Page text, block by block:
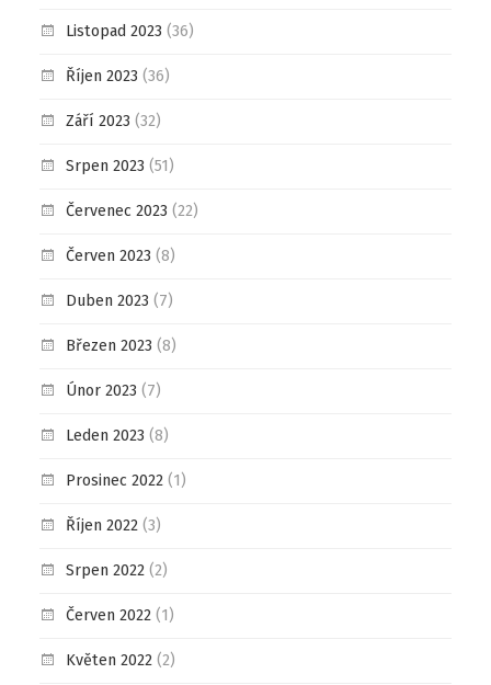
Listopad 2023 (36)
Říjen 2023 (36)
Září 2023 (32)
Srpen 2023 (51)
Červenec 2023 (22)
Červen 2023 (8)
Duben 2023 (7)
Březen 2023 (8)
Únor 2023 (7)
Leden 2023 (8)
Prosinec 2022(1)
Říjen 2022(3)
Srpen 2022(2)
Červen 2022(1)
Květen 2022(2)